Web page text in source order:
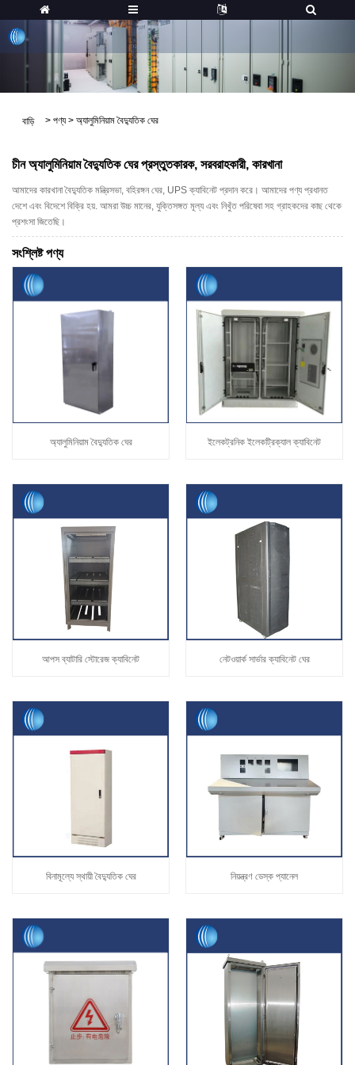
বাড়ি > পণ্য > অ্যালুমিনিয়াম বৈদ্যুতিক ঘের
চীন অ্যালুমিনিয়াম বৈদ্যুতিক ঘের প্রস্তুতকারক, সরবরাহকারী, কারখানা
আমাদের কারখানা বৈদ্যুতিক মন্ত্রিসভা, বহিরঙ্গন ঘের, UPS ক্যাবিনেট প্রদান করে। আমাদের পণ্য প্রধানত
দেশে এবং বিদেশে বিক্রি হয়. আমরা উচ্চ মানের, যুক্তিসঙ্গত মূল্য এবং নিখুঁত পরিষেবা সহ গ্রাহকদের কাছ থেকে
প্রশংসা জিতেছি।
সংশ্লিষ্ট পণ্য
অ্যালুমিনিয়াম বৈদ্যুতিক ঘের ইলেকট্রনিক ইলেকট্রিক্যাল ক্যাবিনেট
আপস ব্যাটারি স্টোরেজ ক্যাবিনেট নেটওয়ার্ক সার্ভার ক্যাবিনেট ঘের
বিনামূল্যে স্থায়ী বৈদ্যুতিক ঘের নিয়ন্ত্রণ ডেস্ক প্যানেল